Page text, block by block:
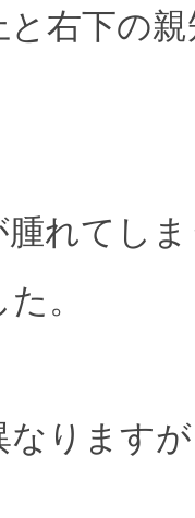
と右下の
れてし
。
なります